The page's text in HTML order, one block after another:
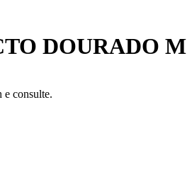
DOURADO M
e consulte.